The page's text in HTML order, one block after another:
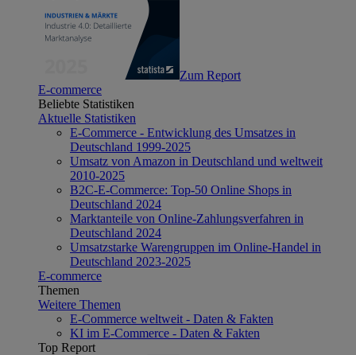
Zum Report
E-commerce
Beliebte Statistiken
Aktuelle Statistiken
E-Commerce - Entwicklung des Umsatzes in
Deutschland 1999-2025
Umsatz von Amazon in Deutschland und weltweit
2010-2025
B2C-E-Commerce: Top-50 Online Shops in
Deutschland 2024
Marktanteile von Online-Zahlungsverfahren in
Deutschland 2024
Umsatzstarke Warengruppen im Online-Handel in
Deutschland 2023-2025
E-commerce
Themen
Weitere Themen
E-Commerce weltweit - Daten & Fakten
KI im E-Commerce - Daten & Fakten
Top Report